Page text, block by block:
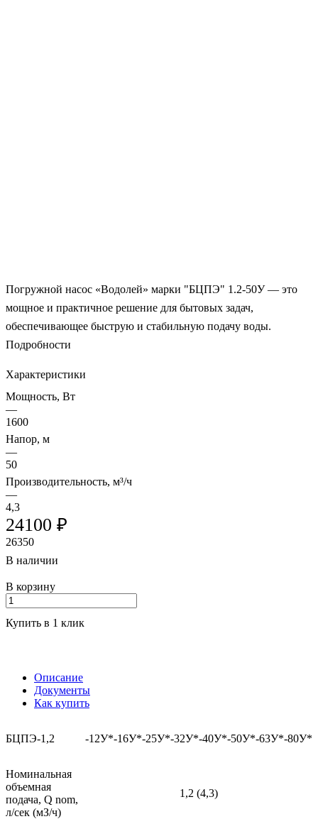
Погружной насос «Водолей» марки "БЦПЭ" 1.2-50У — это
мощное и практичное решение для бытовых задач,
обеспечивающее быструю и стабильную подачу воды.
Подробности
Характеристики
Мощность, Вт
—
1600
Напор, м
—
50
Производительность, м³/ч
—
4,3
24100 ₽
26350
В наличии
В корзину
Купить в 1 клик
Описание
Документы
Как купить
БЦПЭ-1,2 -12У*-16У*-25У*-32У*-40У*-50У*-63У*-80У*
Номинальная
объемная
подача, Q nom,
л/сек (мЗ/ч)
1,2 (4,3)